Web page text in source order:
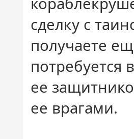
сделку с
получаете
потребуется
ее
ее врагами.